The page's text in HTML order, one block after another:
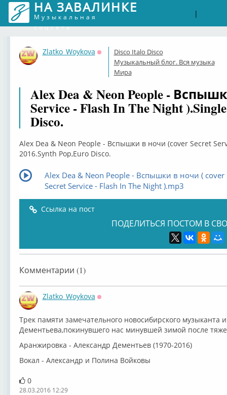
НА ЗАВАЛИНКЕ
Музыкальная
соцсеть
|
Zlatko_Woykova
Оффлайн
Disco Italo Disco
Музыкальный блог. Вся музыка
Мира
Alex Dea & Neon People -
Service - Flash In The Night
Disco.
Alex Dea & Neon People - Вспышки в ночи (cover Secret
2016.Synth Pop,Euro Disco.
Alex Dea & Neon People - Вспышки в ночи ( cover
Secret Service - Flash In The Night ).mp3
Ссылка на пост
ПОДЕЛИТЬСЯ ПОСТОМ В
Комментарии (1)
Zlatko_Woykova
Трек памяти замечательного новосибирского музыканта
Дементьева,покинувшего нас минувшей зимой после
Аранжировка - Александр Дементьев (1970-2016)
Вокал - Александр и Полина Войковы
0
28.03.2016 12:29